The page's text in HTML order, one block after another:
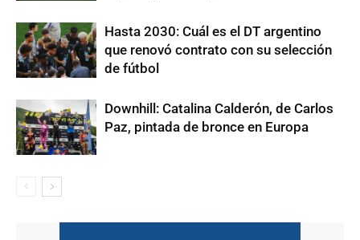
Hasta 2030: Cuál es el DT argentino
que renovó contrato con su selección
de fútbol
Downhill: Catalina Calderón, de Carlos
Paz, pintada de bronce en Europa